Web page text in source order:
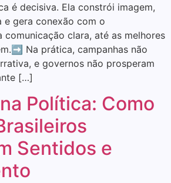
é decisiva. Ela constrói imagem,
e gera conexão com o
comunicação clara, até as melhores
Na prática, campanhas não
e governos não prosperam
[…]
Política: Como
Sentidos e